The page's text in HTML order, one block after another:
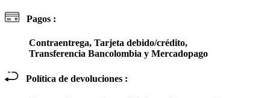
Pagos :
Contraentrega, Tarjeta debido/crédito,
Transferencia Bancolombia y Mercadopago
Política de devoluciones :